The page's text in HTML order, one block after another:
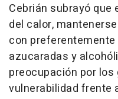
Cebrián subrayó
del calor,
con
azucaradas y
preocupación por
vulnerabilidad frente